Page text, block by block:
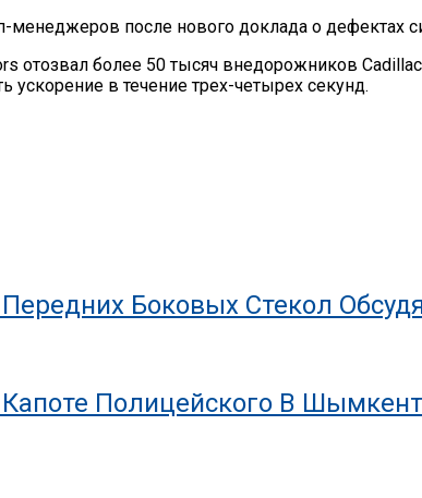
менеджеров после нового доклада о дефектах
отозвал более 50 тысяч внедорожников
в течение трех-четырех секунд.
Боковых Стекол
Полицейского В